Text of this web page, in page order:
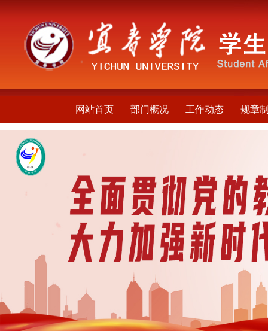
网站首页 部门概况 工作动态 规章